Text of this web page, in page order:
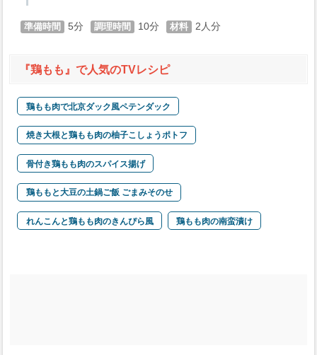
5 10 2
『鶏もも』で人気のTVレシピ
鶏もも肉で北京ダック風ペテンダック
焼き大根と鶏もも肉の柚子こしょうポトフ
骨付き鶏もも肉のスパイス揚げ
鶏ももと大豆の土鍋ご飯 ごまみそのせ
れんこんと鶏もも肉のきんぴら風 鶏もも肉の南蛮漬け